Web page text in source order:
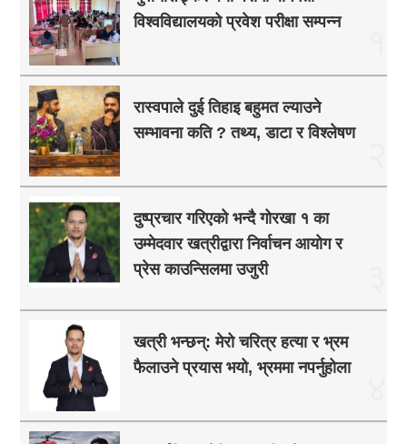
विश्वविद्यालयको प्रवेश परीक्षा सम्पन्न
रास्वपाले दुई तिहाइ बहुमत ल्याउने
सम्भावना कति ? तथ्य, डाटा र विश्लेषण
दुष्प्रचार गरिएको भन्दै गोरखा १ का
उम्मेदवार खत्रीद्वारा निर्वाचन आयोग र
प्रेस काउन्सिलमा उजुरी
खत्री भन्छन्: मेरो चरित्र हत्या र भ्रम
फैलाउने प्रयास भयो, भ्रममा नपर्नुहोला